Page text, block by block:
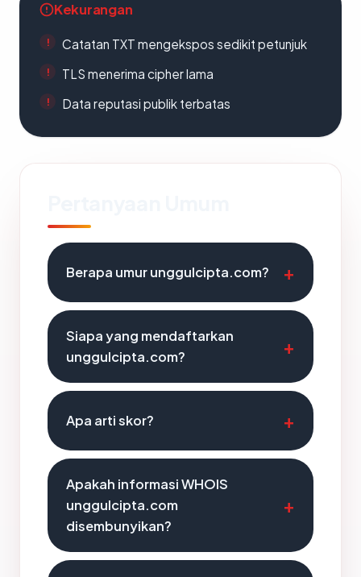
Kekurangan
Catatan TXT mengekspos sedikit petunjuk
TLS menerima cipher lama
Data reputasi publik terbatas
Berapa umur unggulcipta.com?
Siapa yang mendaftarkan
unggulcipta.com?
Apa arti skor?
Apakah informasi WHOIS
unggulcipta.com
disembunyikan?